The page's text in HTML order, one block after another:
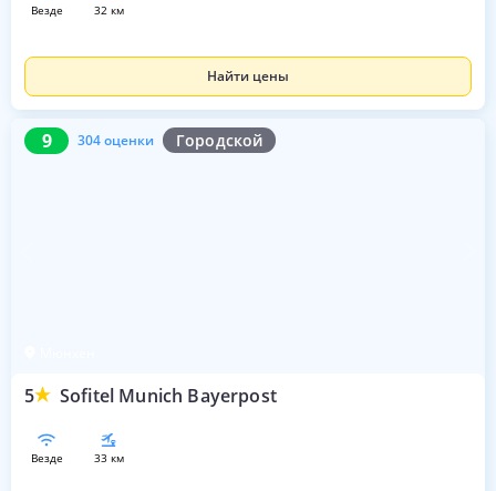
везде 32 км
Найти цены
9 304 оценки Городской
5 Sofitel Munich Bayerpost
9 304 оценки
везде 33 км